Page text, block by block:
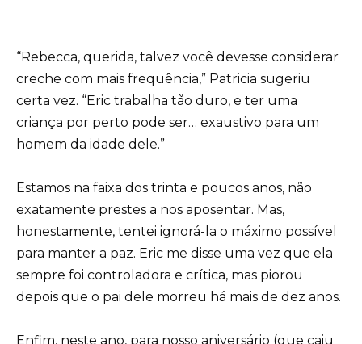
“Rebecca, querida, talvez você devesse considerar
creche com mais frequência,” Patricia sugeriu
certa vez. “Eric trabalha tão duro, e ter uma
criança por perto pode ser… exaustivo para um
homem da idade dele.”
Estamos na faixa dos trinta e poucos anos, não
exatamente prestes a nos aposentar. Mas,
honestamente, tentei ignorá-la o máximo possível
para manter a paz. Eric me disse uma vez que ela
sempre foi controladora e crítica, mas piorou
depois que o pai dele morreu há mais de dez anos.
Enfim, neste ano, para nosso aniversário (que caiu